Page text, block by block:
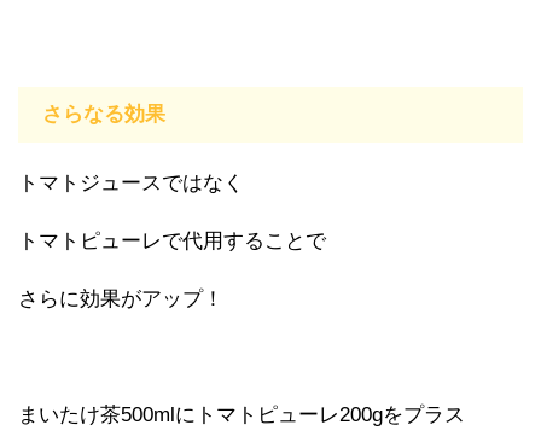
さらなる効果
トマトジュースではなく
トマトピューレで代用することで
さらに効果がアップ！
まいたけ茶500mlにトマトピューレ200gをプラス